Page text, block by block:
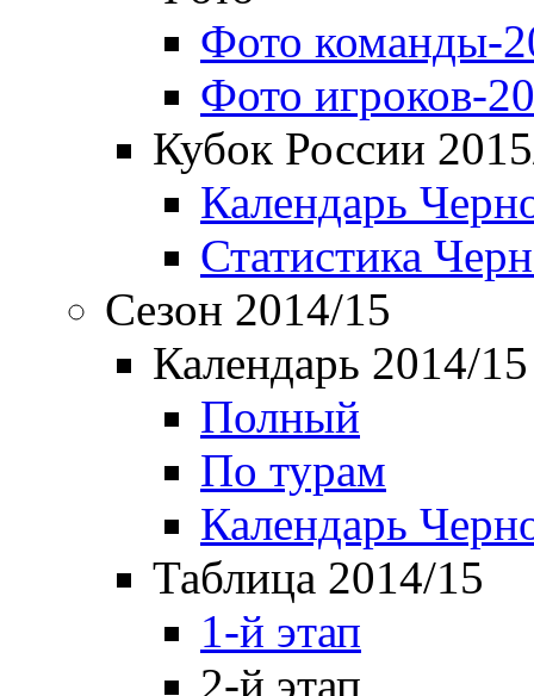
Фото команды-
Фото игроков-
Кубок России
Календарь
Статистика
Сезон 2014/15
Календарь 2014/15
Полный
По турам
Календарь
Таблица 2014/15
1-й этап
2-й этап